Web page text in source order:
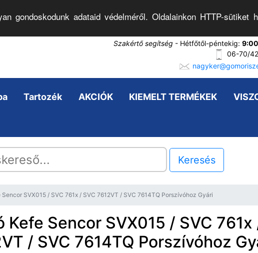
gondoskodunk adataid védelméről. Oldalainkon HTTP-sütiket
Szakértő segítség - Hétfőtől-péntekig:
06-70/
Tartozék AKCIÓK KIEMELT TERMÉKEK
Keresés
SVX015 / SVC 761x / SVC 7612VT / SVC 7614TQ Porszívóhoz Gyári
Kefe Sencor SVX015 / SVC 761x
/ SVC 7614TQ Porszívóhoz